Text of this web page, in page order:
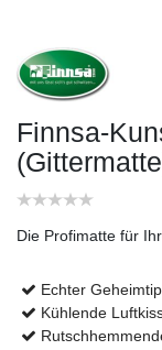
Finnsa-
Die Profimatte für
Echter
Kühlende